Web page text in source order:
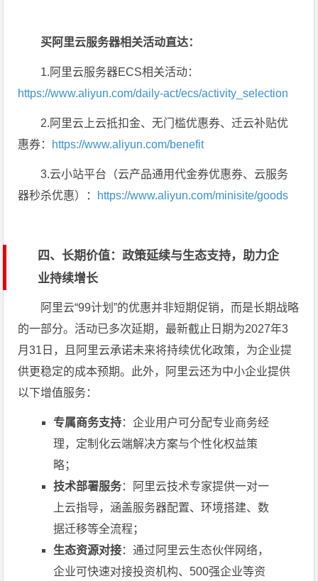
买阿里云服务器相关活动直达：
1.阿里云服务器ECS相关活动：
https://www.aliyun.com/daily-act/ecs/activity_selection
2.阿里云上云抵扣金、无门槛优惠券、迁云补贴优
惠券： https://www.aliyun.com/benefit
3.云小站平台（云产品通用代金券优惠券、云服务
器秒杀优惠）： https://www.aliyun.com/minisite/goods
四、长期价值：政策延续与生态支持，助力企
业持续增长
阿里云“99计划”的优惠并非短期促销，而是长期战略
的一部分。活动已多次延期，最新截止日期为2027年3
月31日，且阿里云承诺未来将持续优化政策，为企业提
供更稳定的成本预期。此外，阿里云还为中小企业提供
以下增值服务：
专属商务支持：企业用户可分配专业商务经
理，定制化云端解决方案与个性化权益策
略；
技术部署服务：阿里云技术专家提供一对一
上云指导，涵盖服务器配置、环境搭建、数
据迁移等全流程；
生态资源对接：通过阿里云生态伙伴网络，
企业可快速对接投资机构、500强企业等资